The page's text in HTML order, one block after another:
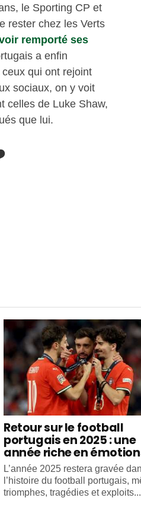
le Sporting CP et
rester chez les Verts
remporté ses
a enfin
qui ont rejoint
sociaux, on y voit
celles de Luke Shaw,
que lui.
Retour sur le football
portugais en 2025 : une
année riche en
L’année 2025 restera gravée
l’histoire du football portugais,
triomphes, tragédies et exploits...